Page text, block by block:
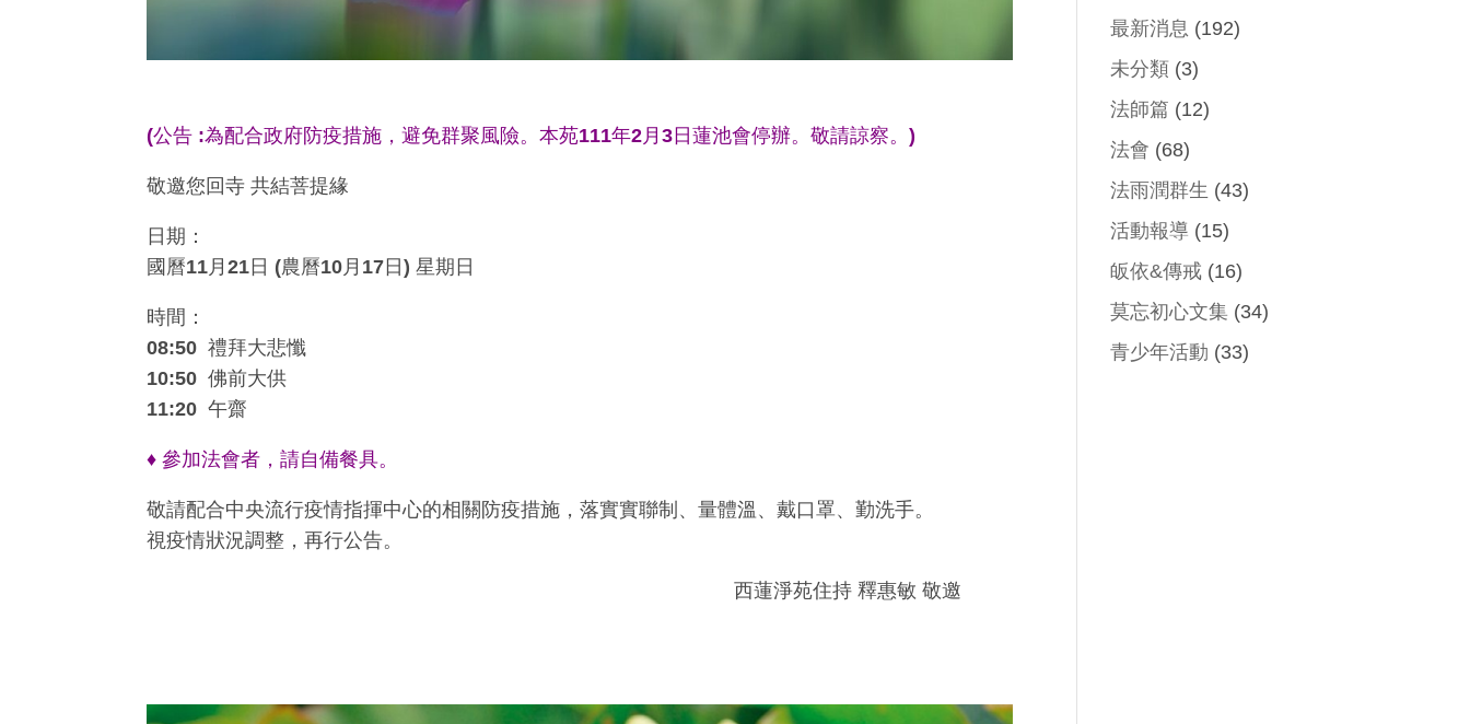
(公告 :為配合政府防疫措施，避免群聚風險。本苑111年2月3日蓮池會停辦。敬請諒察。)
敬邀您回寺 共結菩提緣
日期：
國曆11月21日 (農曆10月17日) 星期日
時間：
08:50 禮拜大悲懺
10:50 佛前大供
11:20 午齋
♦ 參加法會者，請自備餐具。
敬請配合中央流行疫情指揮中心的相關防疫措施，落實實聯制、量體溫、戴口罩、勤洗手。
視疫情狀況調整，再行公告。
西蓮淨苑住持 釋惠敏 敬邀
最新消息 (192)
未分類 (3)
法師篇 (12)
法會 (68)
法雨潤群生 (43)
活動報導 (15)
皈依&傳戒 (16)
莫忘初心文集 (34)
青少年活動 (33)